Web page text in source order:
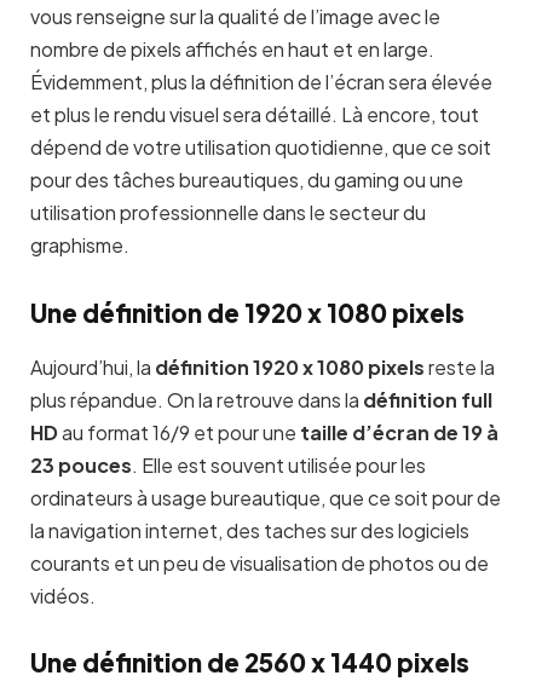
vous renseigne sur la qualité de l’image avec le
nombre de pixels affichés en haut et en large.
Évidemment, plus la définition de l’écran sera élevée
et plus le rendu visuel sera détaillé. Là encore, tout
dépend de votre utilisation quotidienne, que ce soit
pour des tâches bureautiques, du gaming ou une
utilisation professionnelle dans le secteur du
graphisme.
Une définition de 1920 x 1080 pixels
Aujourd’hui, la définition 1920 x 1080 pixelsreste la
plus répandue. On la retrouve dans la définition full
HDau format 16/9 et pour une taille d’écran de 19 à
23 pouces. Elle est souvent utilisée pour les
ordinateurs à usage bureautique, que ce soit pour de
la navigation internet, des taches sur des logiciels
courants et un peu de visualisation de photos ou de
vidéos.
Une définition de 2560 x 1440 pixels